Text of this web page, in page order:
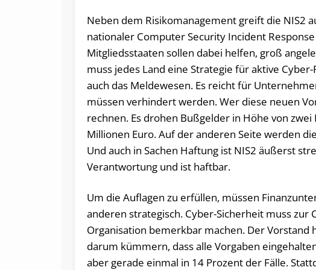
Neben dem Risikomanagement greift die NIS2
nationaler Computer Security Incident Response
Mitgliedsstaaten sollen dabei helfen, groß
muss jedes Land eine Strategie für aktive
auch das Meldewesen. Es reicht für
müssen verhindert werden. Wer diese neuen
rechnen. Es drohen Bußgelder in Höhe von
Millionen Euro. Auf der anderen Seite werden
Und auch in Sachen Haftung ist NIS2 äußerst
Verantwortung und ist haftbar.
Um die Auflagen zu erfüllen, müssen
anderen strategisch. Cyber-Sicherheit muss zur
Organisation bemerkbar machen. Der
darum kümmern, dass alle Vorgaben
aber gerade einmal in 14 Prozent der Fälle.